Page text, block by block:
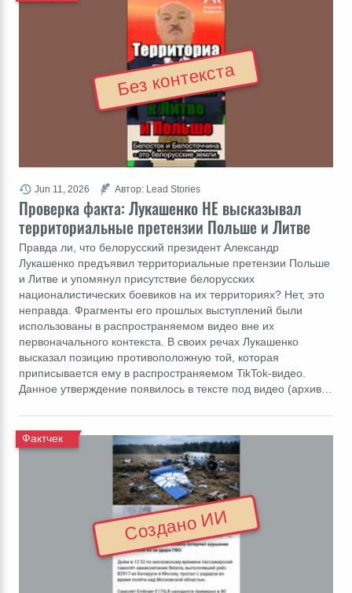
Проверка факта: Лукашенко НЕ высказывал
территориальные претензии Польше и Литве
Правда ли, что белорусский президент Александр
Лукашенко предъявил территориальные претензии Польше
и Литве и упомянул присутствие белорусских
националистических боевиков на их территориях? Нет, это
неправда. Фрагменты его прошлых выступлений были
использованы в распространяемом видео вне их
первоначального контекста. В своих речах Лукашенко
высказал позицию противоположную той, которая
приписывается ему в распространяемом TikTok-видео.
Данное утверждение появилось в тексте под видео (архив…
Jun 11, 2026 Автор: Lead Stories
Без контекста
Фактчек
Создано ИИ